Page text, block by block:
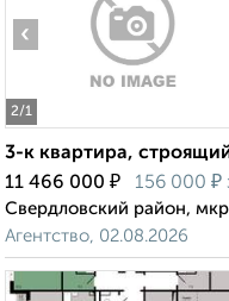
2/1
‹
3-к квартира,
11 466 000 ₽ 156 000 ₽
Свердловский район,
Агентство, 02.08.2026